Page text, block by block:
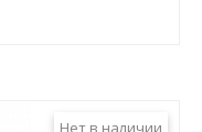
Нет в наличии